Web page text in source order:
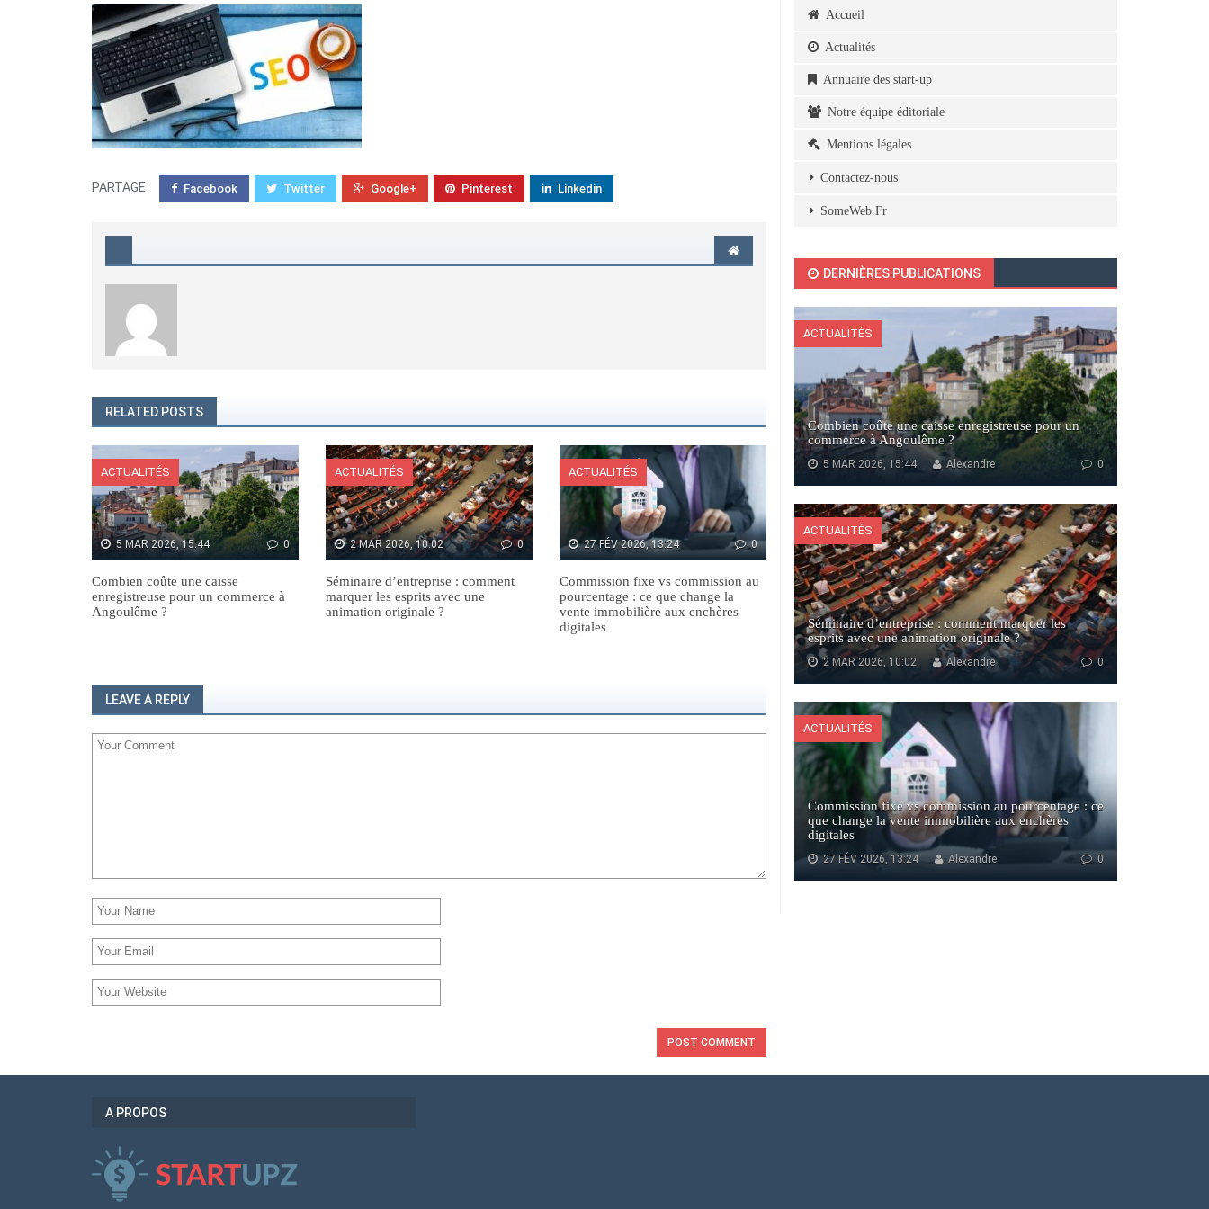
PARTAGE Facebook Twitter Google+ Pinterest Linkedin
RELATED POSTS
ACTUALITÉS
5 MAR 2026, 15:44 0
Combien coûte une caisse
enregistreuse pour un commerce à
Angoulême ?
ACTUALITÉS
2 MAR 2026, 10:02 0
Séminaire d’entreprise : comment
marquer les esprits avec une
animation originale ?
ACTUALITÉS
27 FÉV 2026, 13:24 0
Commission fixe vs commission au
pourcentage : ce que change la
vente immobilière aux enchères
digitales
LEAVE A REPLY
Accueil
Actualités
Annuaire des start-up
Notre équipe éditoriale
Mentions légales
Contactez-nous
SomeWeb.Fr
DERNIÈRES PUBLICATIONS
ACTUALITÉS
Combien coûte une caisse enregistreuse pour un
commerce à Angoulême ?
5 MAR 2026, 15:44 0
Alexandre
ACTUALITÉS
Séminaire d’entreprise : comment marquer les
esprits avec une animation originale ?
2 MAR 2026, 10:02 0
Alexandre
ACTUALITÉS
Commission fixe vs commission au pourcentage : ce
que change la vente immobilière aux enchères
digitales
27 FÉV 2026, 13:24 0
Alexandre
A PROPOS